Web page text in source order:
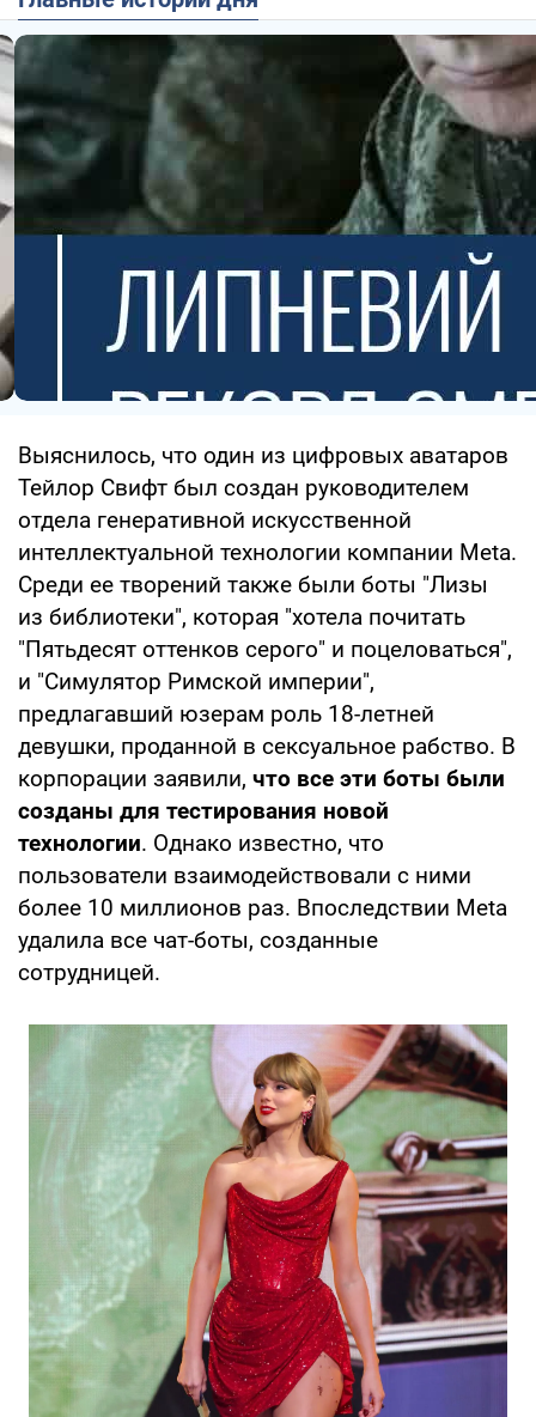
Выяснилось, что один из цифровых аватаров
Тейлор Свифт был создан руководителем
отдела генеративной искусственной
интеллектуальной технологии компании Meta.
Среди ее творений также были боты "Лизы
из библиотеки", которая "хотела почитать
"Пятьдесят оттенков серого" и поцеловаться",
и "Симулятор Римской империи",
предлагавший юзерам роль 18-летней
девушки, проданной в сексуальное рабство. В
корпорации заявили, что все эти боты были
созданы для тестирования новой
технологии. Однако известно, что
пользователи взаимодействовали с ними
более 10 миллионов раз. Впоследствии Meta
удалила все чат-боты, созданные
сотрудницей.